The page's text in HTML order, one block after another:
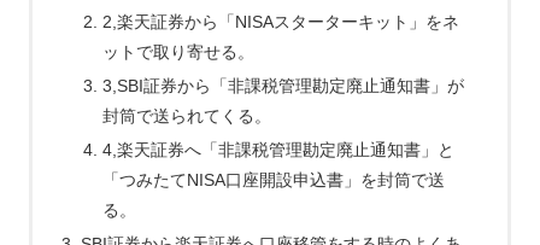
2,楽天証券から「NISAスターターキット」をネ
ットで取り寄せる。
3,SBI証券から「非課税管理勘定廃止通知書」が
封筒で送られてくる。
4,楽天証券へ「非課税管理勘定廃止通知書」と
「つみたてNISA口座開設申込書」を封筒で送
る。